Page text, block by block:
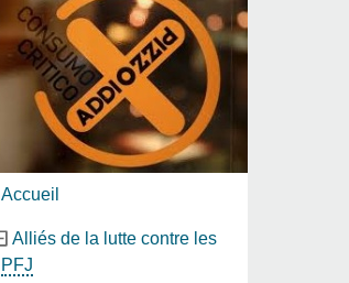
Accueil
Alliés de la lutte contre les
PFJ